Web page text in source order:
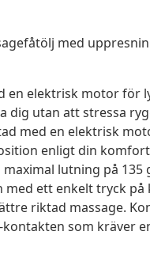
med
elektrisk motor för
dig utan att stressa
med en elektrisk
enligt din
lutning på 135
ett enkelt tryck på
riktad massage.
som kräver